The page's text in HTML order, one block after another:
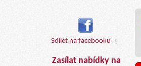
Sdílet na facebooku »
Zasílat nabídky na